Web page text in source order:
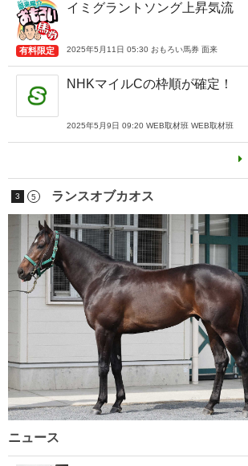
有料限定
イミグラントソング上昇気流
2025年5月11日 05:30 おもろい馬券 面来
NHKマイルCの枠順が確定！
2025年5月9日 09:20 WEB取材班 WEB取材班
3 5 ランスオブカオス
ニュース